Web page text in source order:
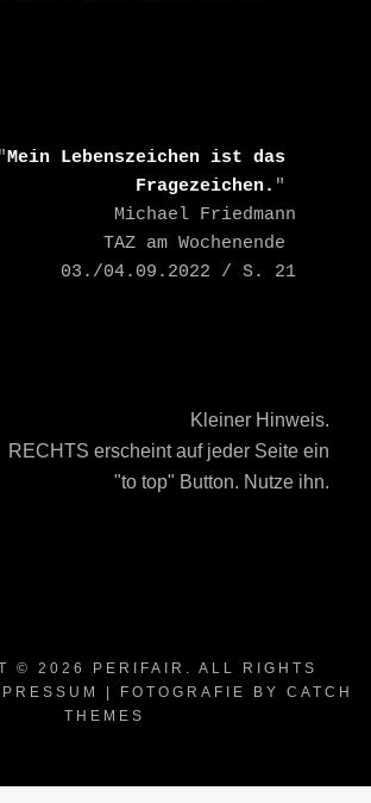
"
Mein Lebenszeichen ist das
Fragezeichen. "
03./04.09.2022 / S. 21
Kleiner Hinweis.
RECHTS erscheint auf jeder Seite ein
"to top" Button. Nutze ihn.
© 2026 PERIFAIR . ALL RIGHTS
| FOTOGRAFIE BY CATCH
THEMES